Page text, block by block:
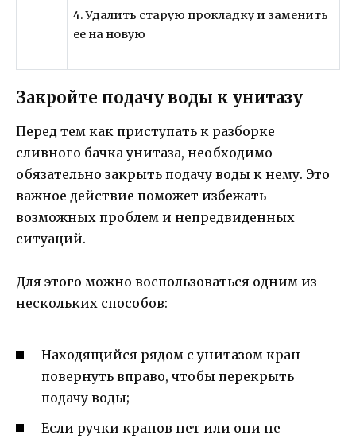
4. Удалить старую прокладку и заменить
ее на новую
Закройте подачу воды к унитазу
Перед тем как приступать к разборке
сливного бачка унитаза, необходимо
обязательно закрыть подачу воды к нему. Это
важное действие поможет избежать
возможных проблем и непредвиденных
ситуаций.
Для этого можно воспользоваться одним из
нескольких способов:
Находящийся рядом с унитазом кран
повернуть вправо, чтобы перекрыть
подачу воды;
Если ручки кранов нет или они не